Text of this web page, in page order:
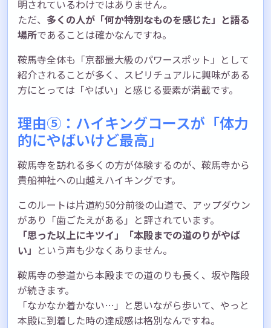
明されているわけではありません。
ただ、 多くの人が「何か特別なものを感じた」と語る
場所であることは確かなんですね。
鞍馬寺全体も「京都最大級のパワースポット」として
紹介されることが多く、スピリチュアルに興味がある
方にとっては「やばい」と感じる要素が満載です。
理由⑤：ハイキングコースが「体力
的にやばいけど最高」
鞍馬寺を訪れる多くの方が体験するのが、鞍馬寺から
貴船神社への山越えハイキングです。
このルートは片道約50分前後の山道で、アップダウン
があり「歯ごたえがある」と評されています。
「思った以上にキツイ」「本殿までの道のりがやば
い」 という声も少なくありません。
鞍馬寺の参道から本殿までの道のりも長く、坂や階段
が続きます。
「なかなか着かない…」と思いながら歩いて、やっと
本殿に到着した時の達成感は格別なんですね。